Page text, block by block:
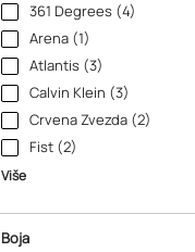
361 Degrees (4)
Arena (1)
Atlantis (3)
Calvin Klein (3)
Crvena Zvezda (2)
Fist (2)
Više
Boja